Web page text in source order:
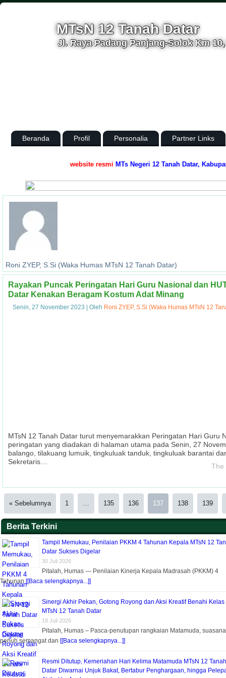
MTsN 12 Tanah Datar
Jl. Raya Padang Panjang-Solok Km
Beranda Profil Personalia Partner Links
website resmi MTs Negeri 12 Tanah Datar, Kabupaten
Roni ZYEP, S.Si (Waka Humas MTsN 12 Tanah Datar)
Rayakan Puncak Peringatan Hari Guru Nasional dan
Datar Kenakan Beragam Kostum Adat Minang
Senin, 27 November 2023 Oleh Roni ZYEP, S.Si (Waka Humas MTsN 12
MTsN 12 Tanah Datar turut menyemarakkan Peringatan Hari
peringatan yang diadakan di halaman utama pada Senin, 27
balango, tilakuang lumuik, tingkuluak tanduk, tingkuluak barantai
Sekretaris…
« Sebelumnya 1 … 135 136 137 138 139
Berita Terkini
Tampil Memukau, Penilaian PKKM 4 Tahunan Kepala MTsN 12
Datar Sukses Digelar
30 Juli 2026
Pitalah, Humas — Penilaian Kinerja Kepala Madrasah (PKKM) 4
Tahunan [[Baca selengkapnya...]]
Sinergi Akhir Pekan, Gotong Royong dan Aksi Kreatif Benahi Kelas
MTsN 12 Tanah Datar
18 Juli 2026
Pitalah, Humas – Pasca-penutupan rangkaian Matamuda, suasana
penuh semangat dan [[Baca selengkapnya...]]
Resmi Ditutup, Kemeriahan Hari Kelima Matamuda MTsN 12 Tanah
Datar Diwarnai Unjuk Bakat, Bertabur Penghargaan, hingga
The